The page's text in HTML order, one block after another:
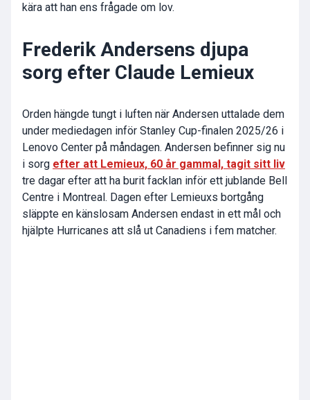
kära att han ens frågade om lov.
Frederik Andersens djupa
sorg efter Claude Lemieux
Orden hängde tungt i luften när Andersen uttalade dem
under mediedagen inför Stanley Cup-finalen 2025/26 i
Lenovo Center på måndagen. Andersen befinner sig nu
i sorg efter att Lemieux, 60 år gammal, tagit sitt liv
tre dagar efter att ha burit facklan inför ett jublande Bell
Centre i Montreal. Dagen efter Lemieuxs bortgång
släppte en känslosam Andersen endast in ett mål och
hjälpte Hurricanes att slå ut Canadiens i fem matcher.